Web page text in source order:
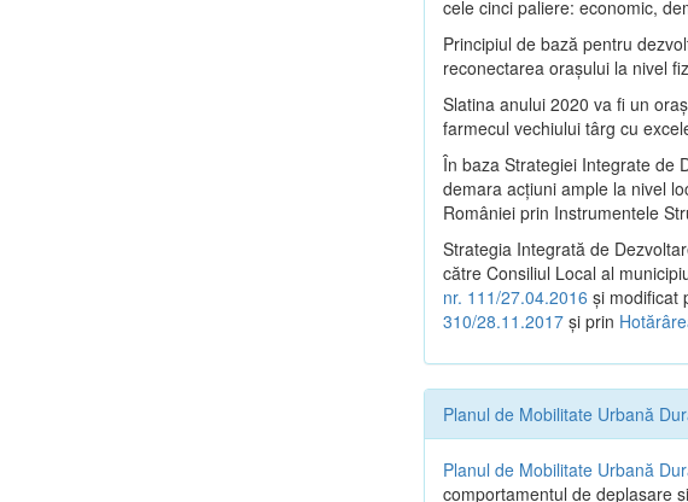
cele cinci paliere: economic,
Principiul de bază pentru
reconectarea oraşului la nivel
Slatina anului 2020 va fi un
farmecul vechiului târg cu
În baza Strategiei Integrate de
demara acţiuni ample la nivel
României prin Instrumentele
Strategia Integrată de
către Consiliul Local al
nr. 111/27.04.2016 și modificat
310/28.11.2017 și prin
Planul de Mobilitate Urbană
Planul de Mobilitate Urbană
comportamentul de deplasare